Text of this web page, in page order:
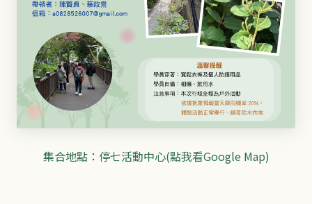
集合地點：停七活動中心(點我看Google Map)